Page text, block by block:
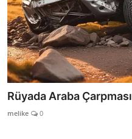
Rüyada Araba Çarpması
melike 0